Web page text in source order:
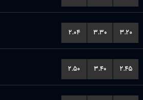
۲.۰۴ ۳.۳۰ ۳.۲۰
۲.۵۰ ۳.۴۰ ۲.۴۵